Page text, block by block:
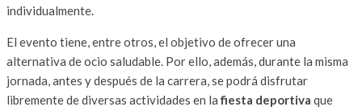
individualmente.
El evento tiene, entre otros, el objetivo de ofrecer una
alternativa de ocio saludable. Por ello, además, durante la misma
jornada, antes y después de la carrera, se podrá disfrutar
libremente de diversas actividades en lafiesta deportiva que